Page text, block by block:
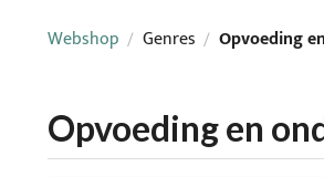
Webshop / Genres / Opvoeding
Opvoeding en